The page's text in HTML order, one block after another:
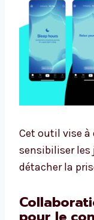
Cet outil vise
sensibiliser les
détacher la